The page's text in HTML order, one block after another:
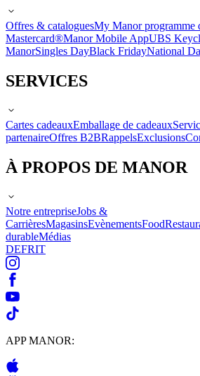
Offres & cataloguesMy Manor programme
Mastercard®Manor Mobile AppUBS
ManorSingles DayBlack FridayNational
SERVICES
Cartes cadeauxEmballage de cadeaux
partenaireOffres B2BRappelsExclusions
À PROPOS DE MANOR
Notre entrepriseJobs &
CarrièresMagasinsEvènementsFood
durableMédias
DEFRIT
APP MANOR: